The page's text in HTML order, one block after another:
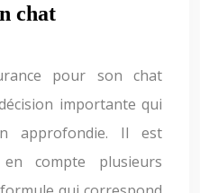
chat
pour son chat
importante qui
approfondie. Il est
compte plusieurs